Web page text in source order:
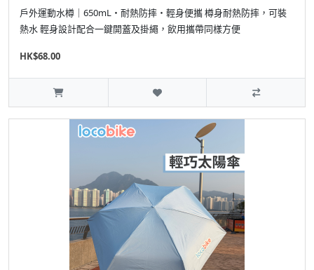
戶外運動水樽｜650mL・耐熱防摔・輕身便攜 樽身耐熱防摔，可裝
熱水 輕身設計配合一鍵開蓋及掛繩，飲用攜帶同樣方便
HK$68.00